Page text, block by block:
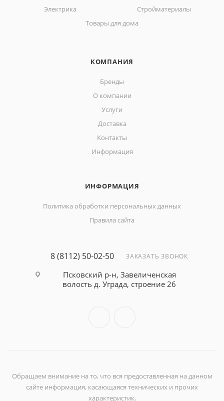
Электрика
Стройматериалы
Товары для дома
КОМПАНИЯ
Бренды
О компании
Услуги
Доставка
Контакты
Информация
ИНФОРМАЦИЯ
Политика обработки персональных данных
Правила сайта
8 (8112) 50-02-50 ЗАКАЗАТЬ ЗВОНОК
Псковский р-н, Завеличенская
волость д. Уграда, строение 26
Обращаем внимание на то, что вся предоставленная на данном
сайте информация, касающаяся технических и прочих
характеристик,